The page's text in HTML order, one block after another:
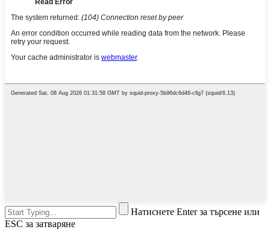
Натиснете Enter за търсене или
ESC за затваряне